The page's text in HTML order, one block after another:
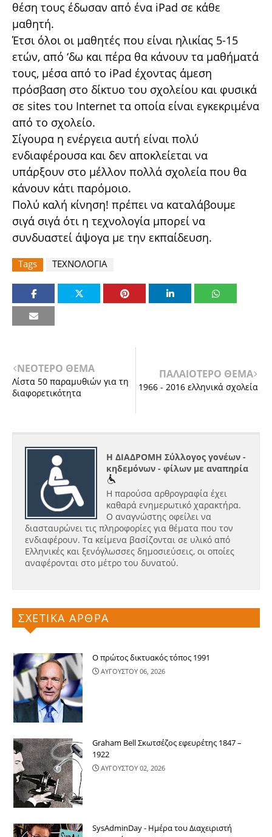
θέση τους έδωσαν από ένα iPad σε κάθε
μαθητή.
Έτσι όλοι οι μαθητές που είναι ηλικίας 5-15
ετών, από ‘δω και πέρα θα κάνουν τα μαθήματά
τους, μέσα από το iPad έχοντας άμεση
πρόσβαση στο δίκτυο του σχολείου και φυσικά
σε sites του Internet τα οποία είναι εγκεκριμένα
από το σχολείο.
Σίγουρα η ενέργεια αυτή είναι πολύ
ενδιαφέρουσα και δεν αποκλείεται να
υπάρξουν στο μέλλον πολλά σχολεία που θα
κάνουν κάτι παρόμοιο.
Πολύ καλή κίνηση! πρέπει να καταλάβουμε
σιγά σιγά ότι η τεχνολογία μπορεί να
συνδυαστεί άψογα με την εκπαίδευση.
Tags ΤΕΧΝΟΛΟΓΙΑ
ΝΕΟΤΕΡΟ ΘΕΜΑ
Λίστα 50 παραμυθιών για τη
διαφορετικότητα
ΠΑΛΑΙΟΤΕΡΟ ΘΕΜΑ
1966 - 2016 ελληνικά σχολεία
Η ΔΙΑΔΡΟΜΗ Σύλλογος γονέων -
κηδεμόνων - φίλων με αναπηρία
Η παρούσα αρθρογραφία έχει
καθαρά ενημερωτικό χαρακτήρα.
Ο αναγνώστης οφείλει να
διασταυρώνει τις πληροφορίες για θέματα που τον
ενδιαφέρουν. Τα κείμενα βασίζονται σε υλικό από
Ελληνικές και ξενόγλωσσες δημοσιεύσεις, οι οποίες
αναφέρονται στο μέτρο του δυνατού.
ΣΧΕΤΙΚΑ ΑΡΘΡΑ
Ο πρώτος δικτυακός τόπος 1991
ΑΥΓΟΥΣΤΟΥ 06, 2026
Graham Bell Σκωτσέζος εφευρέτης 1847 –
1922
ΑΥΓΟΥΣΤΟΥ 02, 2026
SysAdminDay - Ημέρα του Διαχειριστή